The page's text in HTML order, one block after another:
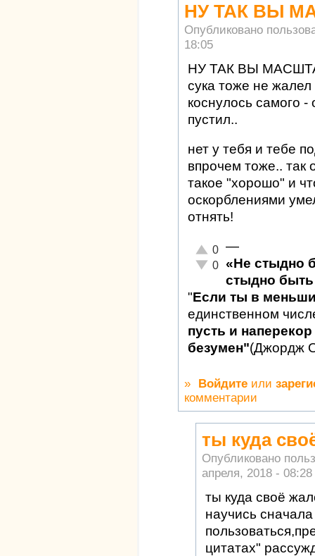
НУ ТАК ВЫ
Опубликовано
18:05
НУ ТАК ВЫ
сука тоже не
коснулось самого
пустил..
нет у тебя и тебе
впрочем тоже.. так
такое "хорошо" и
оскорблениями
отнять!
Отлично!
0
Неадекватно!
0
—
«Не стыдно
стыдно быть
"Если ты в
единственном
пусть и
безумен"(Джордж
» Войдите или
комментарии
ты куда
Опубликовано
апреля, 2018 - 08:28
ты куда своё
научись
цитатах"